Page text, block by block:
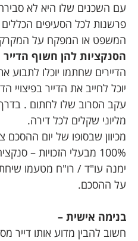
עם השכנים שלו היא לא
פרשנות לכל הסעיפים הכללים
המשפט או המפקח על
הסנקציות להן חשוף הדייר
הדיירים שחתמו יוכלו לתבוע
יוכל לחייב את הדייר
עקב הסרוב שלו לחתום .
מליוני שקלים לכל דירה.
מכיוון שבסופו של יום ההסכם
100% מבעלי הזכויות –
ימנה עו"ד / רו"ח מטעמו
על ההסכם.
בנימה אישית –
חשוב להבין מדוע אותו דייר